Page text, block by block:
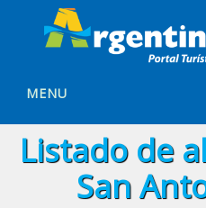
MENU
Listado de
San